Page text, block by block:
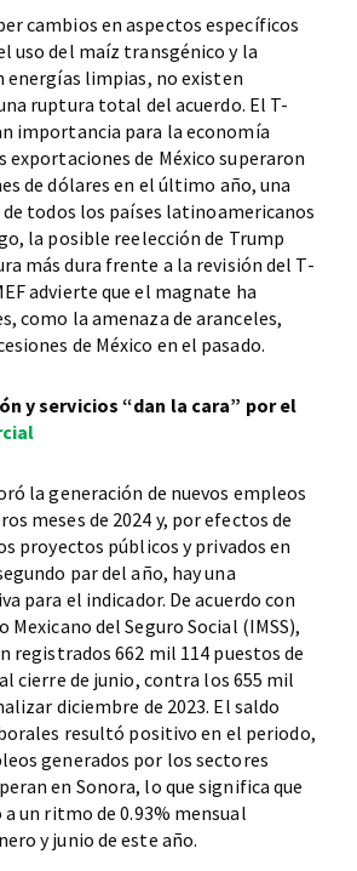
cambios en aspectos específicos
uso del maíz transgénico y la
limpias, no existen
ruptura total del acuerdo. El T-
importancia para la economía
exportaciones de México superaron
de dólares en el último año, una
todos los países latinoamericanos
la posible reelección de Trump
más dura frente a la revisión del T-
advierte que el magnate ha
como la amenaza de aranceles,
de México en el pasado.
y servicios “dan la cara” por el
la generación de nuevos empleos
meses de 2024 y, por efectos de
proyectos públicos y privados en
par del año, hay una
para el indicador. De acuerdo con
del Seguro Social (IMSS),
registrados 662 mil 114 puestos de
cierre de junio, contra los 655 mil
diciembre de 2023. El saldo
resultó positivo en el periodo,
generados por los sectores
en Sonora, lo que significa que
un ritmo de 0.93% mensual
y junio de este año.